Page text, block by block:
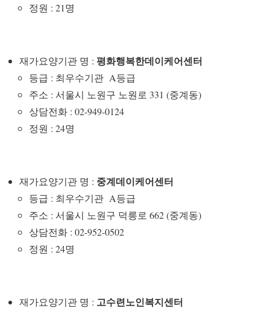
정원 : 21명
재가요양기관 명 : 평화행복한데이케어센터
등급 : 최우수기관 A등급
주소 : 서울시 노원구 노원로 331 (중계동)
상담전화 : 02-949-0124
정원 : 24명
재가요양기관 명 : 중계데이케어센터
등급 : 최우수기관 A등급
주소 : 서울시 노원구 덕릉로 662 (중계동)
상담전화 : 02-952-0502
정원 : 24명
재가요양기관 명 : 고수련노인복지센터